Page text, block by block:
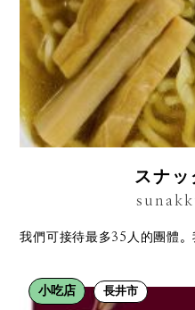
スナッ
我們可接待最多35人的團體。
小吃店 長井市